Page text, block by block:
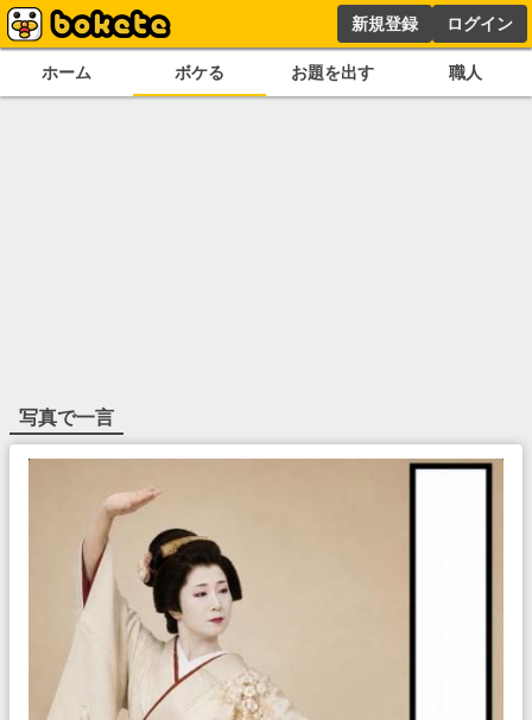
新規登録 ログイン
ホーム ボケる お題を出す 職人
写真で一言